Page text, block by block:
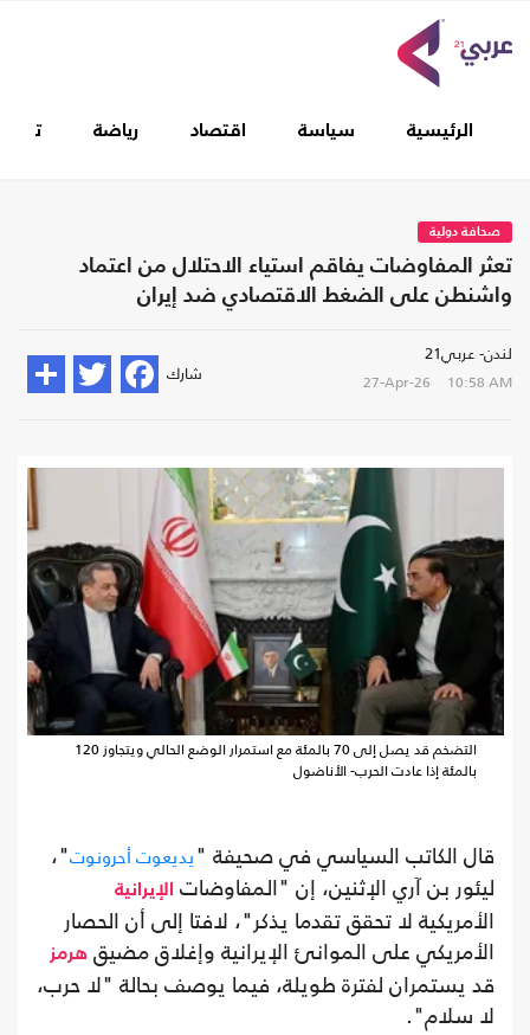
الرئيسية سياسة اقتصاد رياضة
صحافة دولية
تعثر المفاوضات يفاقم استياء الاحتلال من اعتماد
واشنطن على الضغط الاقتصادي ضد إيران
لندن- عربي21
27-Apr-26 10:58 AM شارك
التضخم قد يصل إلى 70 بالمئة مع استمرار الوضع الحالي ويتجاوز 120
بالمئة إذا عادت الحرب- الأناضول
قال الكاتب السياسي في صحيفة "يديعوت أحرونوت"،
ليئور بن آري الإثنين، إن "المفاوضات الإيرانية
الأمريكية لا تحقق تقدما يذكر"، لافتا إلى أن الحصار
الأمريكي على الموانئ الإيرانية وإغلاق مضيق هرمز
قد يستمران لفترة طويلة، فيما يوصف بحالة "لا حرب،
لا سلام".